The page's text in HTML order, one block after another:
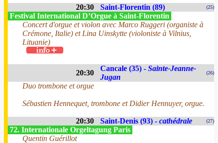
20:30 Saint-Florentin (89) (25)
Festival International D’Orgue à Saint-Florentin
Concert d'orgue et violon avec Marco Ruggeri (organiste à
Crémone, Italie) et Lina Uinskytte (violoniste à Vilnius,
Lituanie)
20:30
Cancale (35) - Sainte-Jeanne-
Jugan
(26)
Duo trombone et orgue
Sébastien Hennequet, trombone et Didier Hennuyer, orgue.
20:30 Saint-Denis (93) - cathédrale (27)
72. Internationale Orgeltagung Paris
Quentin Guérillot